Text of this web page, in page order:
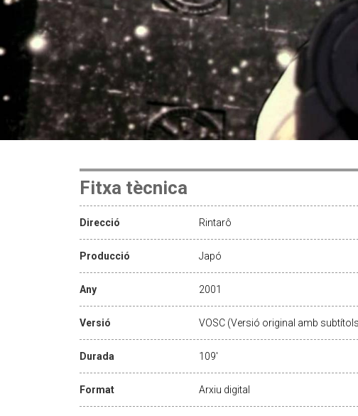
Fitxa tècnica
Direcció Rintarô
Producció Japó
Any 2001
Versió VOSC (Versió original amb
Durada 109'
Format Arxiu digital